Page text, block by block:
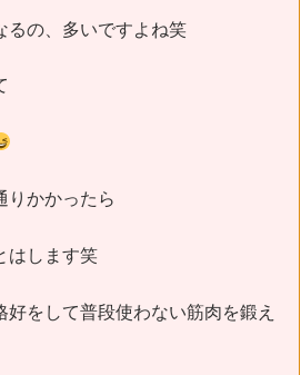
るの、多いですよね笑
りかかったら
はします笑
をして普段使わない筋肉を鍛え